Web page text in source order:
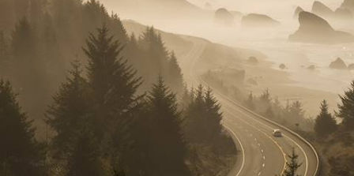
Le GuidePortland
Conseils pratiques, témoignages et inspirations pour bien préparer son
voyage